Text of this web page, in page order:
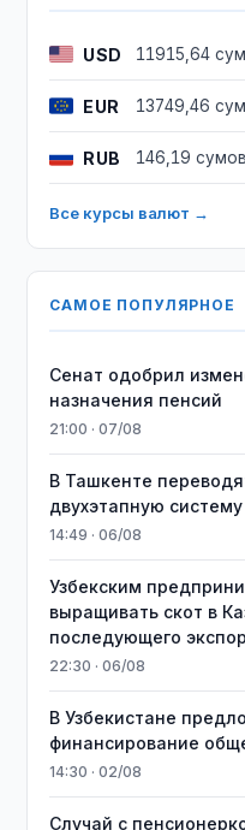
USD 11915,64
EUR 13749,46
RUB 146,19 сумов
Все курсы валют →
САМОЕ ПОПУЛЯРНОЕ
Сенат одобрил
назначения пенсий
21:00 · 07/08
В Ташкенте
двухэтапную систему
14:49 · 06/08
Узбекским
выращивать скот в
последующего
22:30 · 06/08
В Узбекистане
финансирование
14:30 · 02/08
Случай с